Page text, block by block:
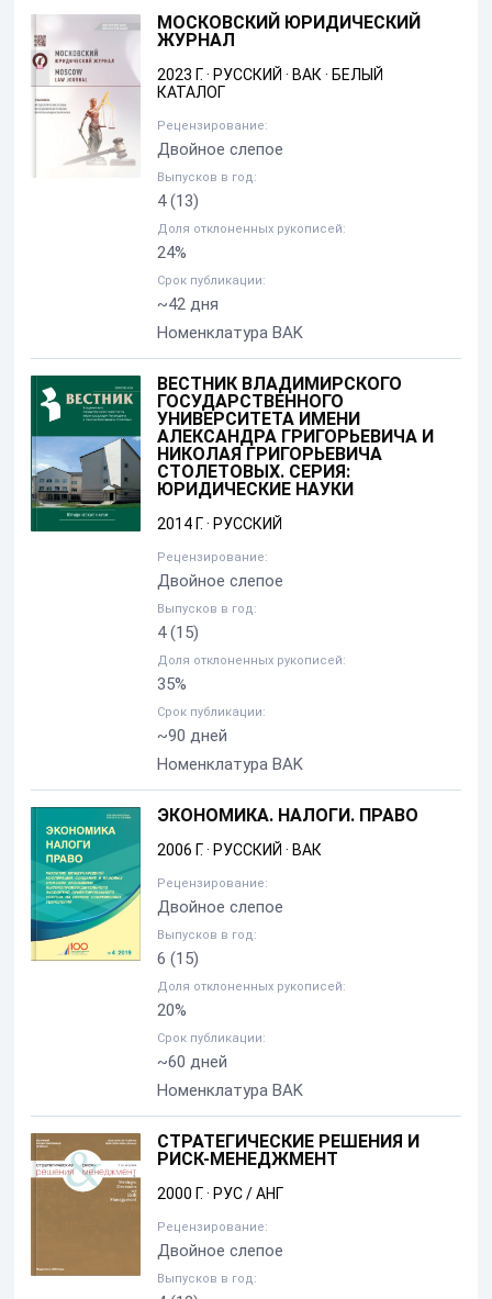
МОСКОВСКИЙ ЮРИДИЧЕСКИЙ
ЖУРНАЛ
2023 Г.· РУССКИЙ · ВАК· БЕЛЫЙ
КАТАЛОГ
Рецензирование:
Двойное слепое
Выпусков в год:
4(13)
Доля отклоненных рукописей:
24%
Срок публикации:
~42 дня
Номенклатура BAK
ВЕСТНИК ВЛАДИМИРСКОГО
ГОСУДАРСТВЕННОГО
УНИВЕРСИТЕТА ИМЕНИ
АЛЕКСАНДРА ГРИГОРЬЕВИЧА И
НИКОЛАЯ ГРИГОРЬЕВИЧА
СТОЛЕТОВЫХ. СЕРИЯ:
ЮРИДИЧЕСКИЕ НАУКИ
2014 Г.· РУССКИЙ
Рецензирование:
Двойное слепое
Выпусков в год:
4(15)
Доля отклоненных рукописей:
35%
Срок публикации:
~90 дней
Номенклатура BAK
ЭКОНОМИКА. НАЛОГИ. ПРАВО
2006 Г.· РУССКИЙ · ВАК
Рецензирование:
Двойное слепое
Выпусков в год:
6 (15)
Доля отклоненных рукописей:
20%
Срок публикации:
~60 дней
Номенклатура BAK
СТРАТЕГИЧЕСКИЕ РЕШЕНИЯ И
РИСК-МЕНЕДЖМЕНТ
2000 Г.· РУС / АНГ
Рецензирование:
Двойное слепое
Выпусков в год: